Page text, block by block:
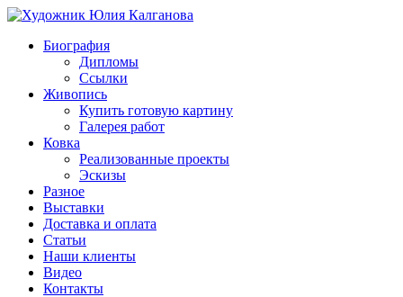
Биография
Дипломы
Ссылки
Живопись
Купить готовую картину
Галерея работ
Ковка
Реализованные проекты
Эскизы
Разное
Выставки
Доставка и оплата
Статьи
Наши клиенты
Видео
Контакты